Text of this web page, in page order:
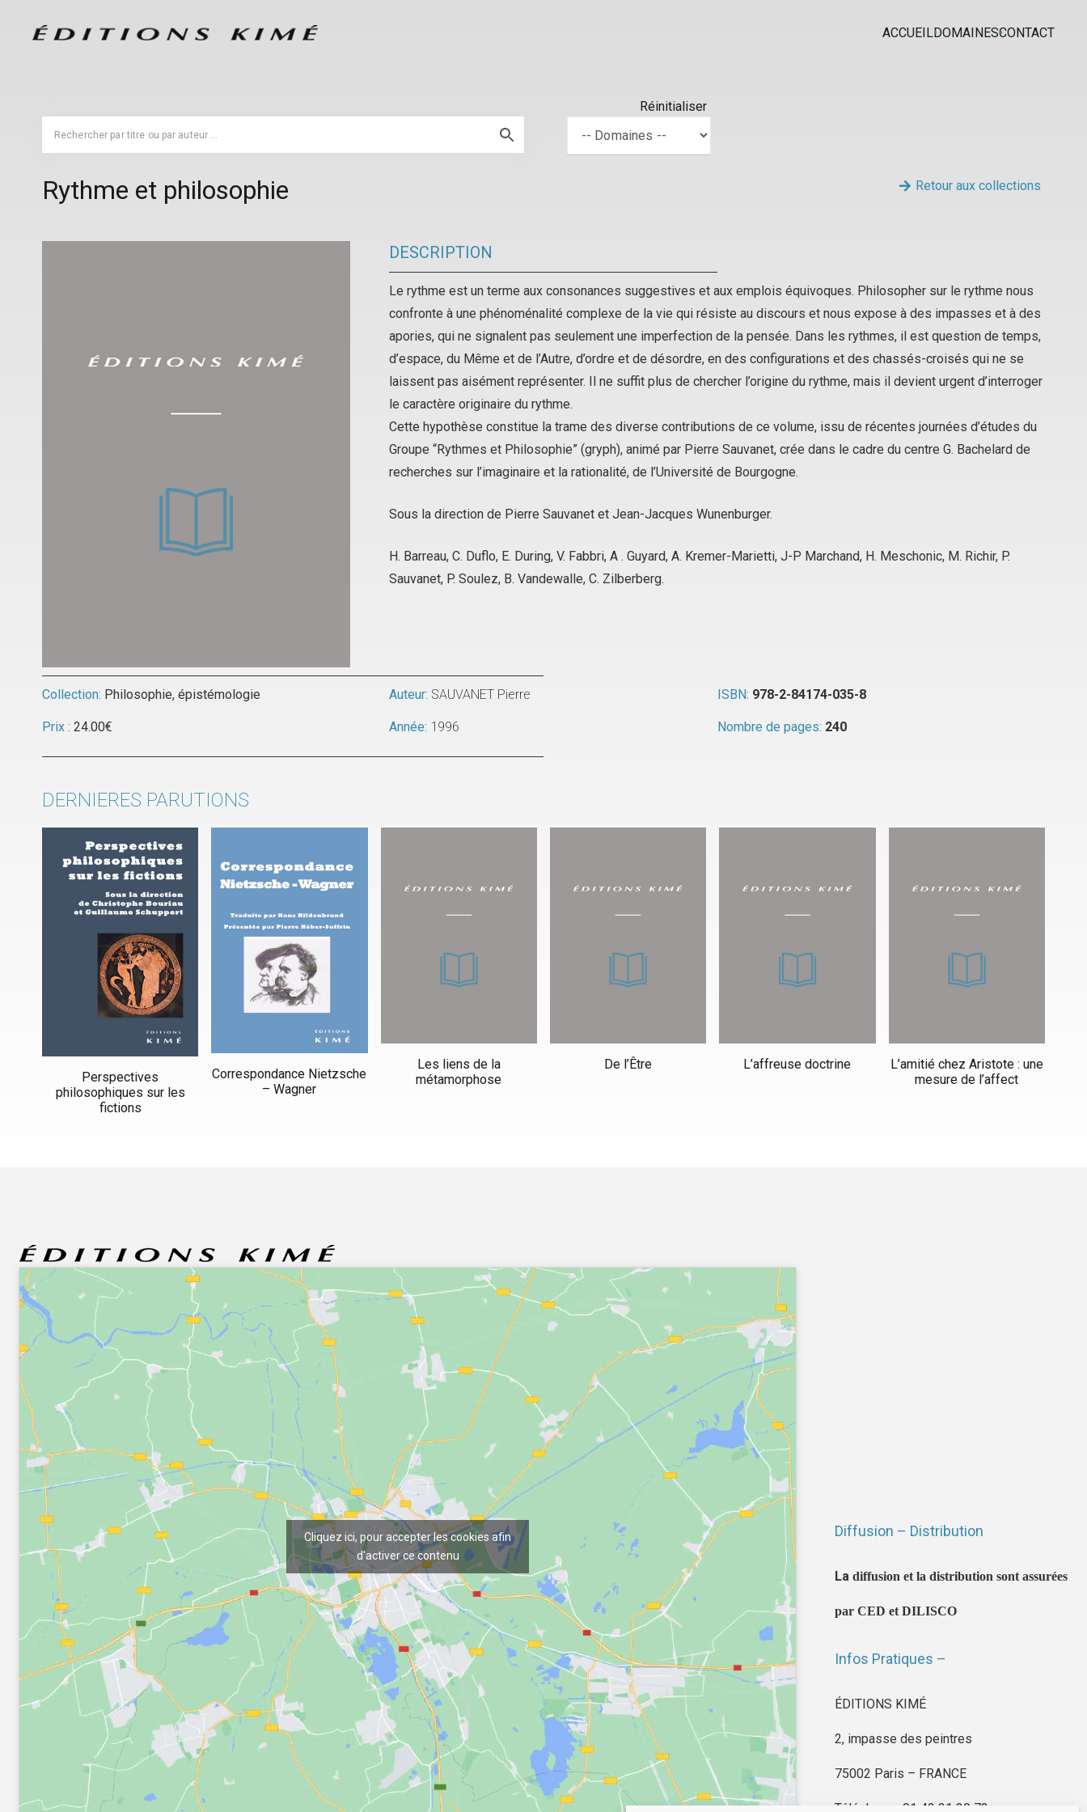
ACCUEILDOMAINESCONTACT
Réinitialiser
Rythme et philosophie Retour aux collections
DESCRIPTION
Le rythme est un terme aux consonances suggestives et aux emplois équivoques. Philosopher sur le rythme nous
confronte à une phénoménalité complexe de la vie qui résiste au discours et nous expose à des impasses et à des
apories, qui ne signalent pas seulement une imperfection de la pensée. Dans les rythmes, il est question de temps,
d’espace, du Même et de l’Autre, d’ordre et de désordre, en des configurations et des chassés-croisés qui ne se
laissent pas aisément représenter. Il ne suffit plus de chercher l’origine du rythme, mais il devient urgent d’interroger
le caractère originaire du rythme.
Cette hypothèse constitue la trame des diverse contributions de ce volume, issu de récentes journées d’études du
Groupe “Rythmes et Philosophie” (gryph), animé par Pierre Sauvanet, crée dans le cadre du centre G. Bachelard de
recherches sur l’imaginaire et la rationalité, de l’Université de Bourgogne.
Sous la direction de Pierre Sauvanet et Jean-Jacques Wunenburger.
H. Barreau, C. Duflo, E. During, V. Fabbri, A . Guyard, A. Kremer-Marietti, J-P Marchand, H. Meschonic, M. Richir, P.
Sauvanet, P. Soulez, B. Vandewalle, C. Zilberberg.
Collection: Philosophie, épistémologie
Prix : 24.00€
Auteur: SAUVANET Pierre ISBN: 978-2-84174-035-8
Année: 1996 Nombre de pages: 240
DERNIERES PARUTIONS
Perspectives
philosophiques sur les
fictions
Correspondance Nietzsche
– Wagner
Les liens de la
métamorphose
De l’Être L’affreuse doctrine
L’amitié chez Aristote : une
mesure de l’affect
Cliquez ici, pour accepter les cookies afin
d'activer ce contenu
Diffusion – Distribution
La diffusion et la distribution sont assurées
par CED et DILISCO
Infos Pratiques –
ÉDITIONS KIMÉ
2, impasse des peintres
75002 Paris – FRANCE
Téléphone : 01 42 21 30 72